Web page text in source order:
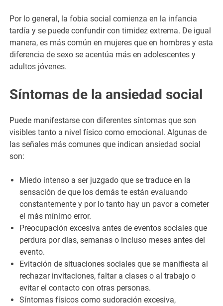
Por lo general, la fobia social comienza en la infancia
tardía y se puede confundir con timidez extrema. De igual
manera, es más común en mujeres que en hombres y esta
diferencia de sexo se acentúa más en adolescentes y
adultos jóvenes.
Síntomas de la ansiedad social
Puede manifestarse con diferentes síntomas que son
visibles tanto a nivel físico como emocional. Algunas de
las señales más comunes que indican ansiedad social
son:
Miedo intenso a ser juzgado que se traduce en la
sensación de que los demás te están evaluando
constantemente y por lo tanto hay un pavor a cometer
el más mínimo error.
Preocupación excesiva antes de eventos sociales que
perdura por días, semanas o incluso meses antes del
evento.
Evitación de situaciones sociales que se manifiesta al
rechazar invitaciones, faltar a clases o al trabajo o
evitar el contacto con otras personas.
Síntomas físicos como sudoración excesiva,